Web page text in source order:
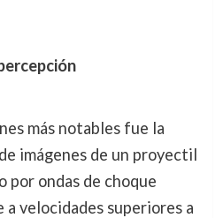
más notables fue la
imágenes de un proyectil
por ondas de choque
a velocidades superiores a